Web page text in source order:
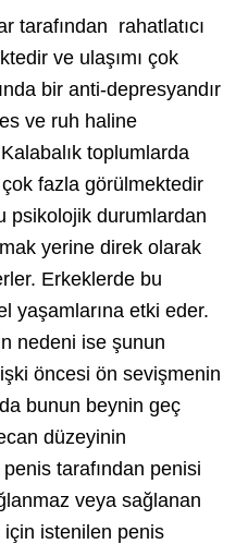
tarafından rahatlatıcı
ve ulaşımı çok
bir anti-depresyandır
ve ruh haline
toplumlarda
fazla görülmektedir
psikolojik durumlardan
yerine direk olarak
Erkeklerde bu
yaşamlarına etki eder.
nedeni ise şunun
öncesi ön sevişmenin
bunun beynin geç
düzeyinin
tarafından penisi
veya sağlanan
için istenilen penis